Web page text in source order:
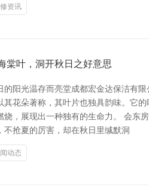
资讯
棠叶，洞开秋日之好意思
的阳光温存而亮堂成都宏金达保洁有
其花朵著称，其叶片也独具韵味。它
烧，展现出一种独有的生命力。 会东
不抢夏的厉害，却在秋日里缄默洞
动态